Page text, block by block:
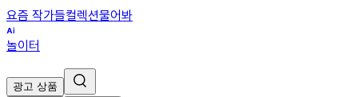
요즘 작가들컬렉션물어봐
놀이터
광고 상품